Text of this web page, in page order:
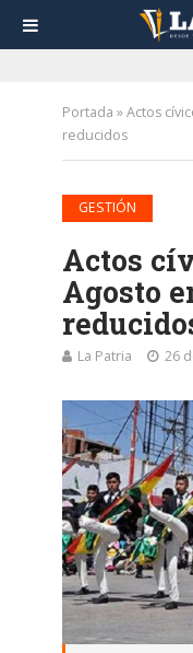
Portada »Actos
reducidos
GESTIÓN
Actos
Agosto
La Patria 26